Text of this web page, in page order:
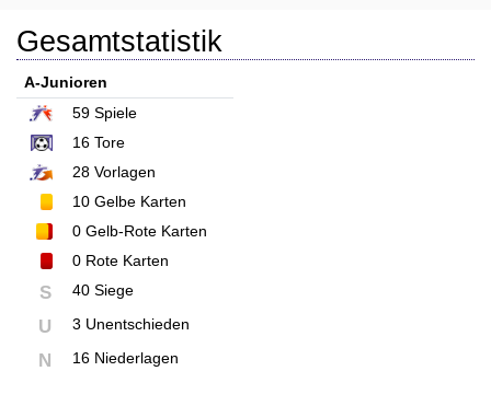
Gesamtstatistik
A-Junioren
59 Spiele
16 Tore
28 Vorlagen
10 Gelbe Karten
0 Gelb-Rote Karten
0 Rote Karten
S 40 Siege
U 3 Unentschieden
N 16 Niederlagen